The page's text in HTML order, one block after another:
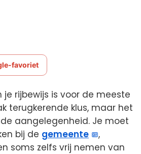
favoriet
je rijbewijs is voor de meeste
terugkerende klus, maar het
aangelegenheid. Je moet
bij de gemeente
,
soms zelfs vrij nemen van